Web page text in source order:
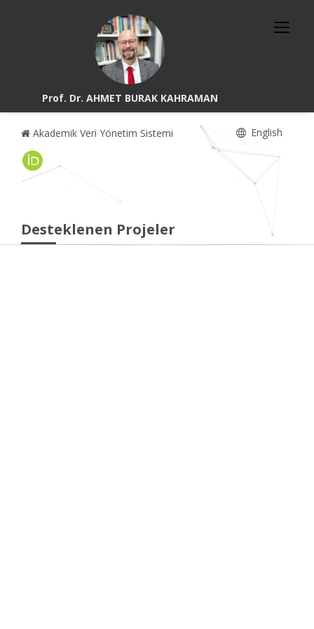
Prof. Dr. AHMET BURAK KAHRAMAN
Akademik Veri Yönetim Sistemi English
Desteklenen Projeler